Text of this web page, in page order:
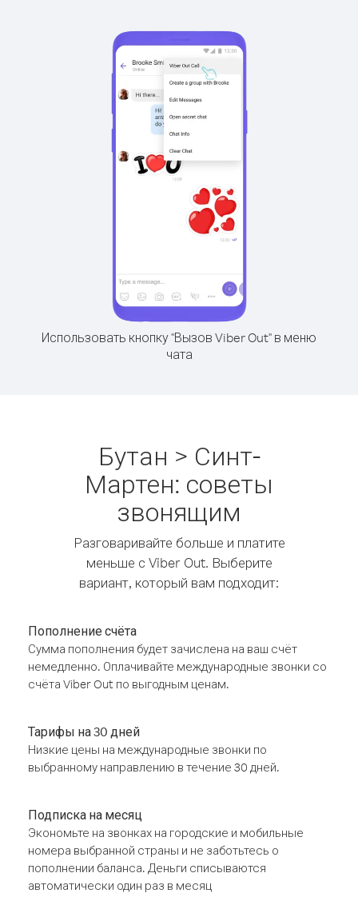
Использовать кнопку "Вызов Viber Out" в меню
чата
Бутан > Синт-
Мартен: советы
звонящим
Разговаривайте больше и платите
меньше с Viber Out. Выберите
вариант, который вам подходит:
Пополнение счёта
Сумма пополнения будет зачислена на ваш счёт
немедленно. Оплачивайте международные звонки со
счёта Viber Out по выгодным ценам.
Тарифы на 30 дней
Низкие цены на международные звонки по
выбранному направлению в течение 30 дней.
Подписка на месяц
Экономьте на звонках на городские и мобильные
номера выбранной страны и не заботьтесь о
пополнении баланса. Деньги списываются
автоматически один раз в месяц